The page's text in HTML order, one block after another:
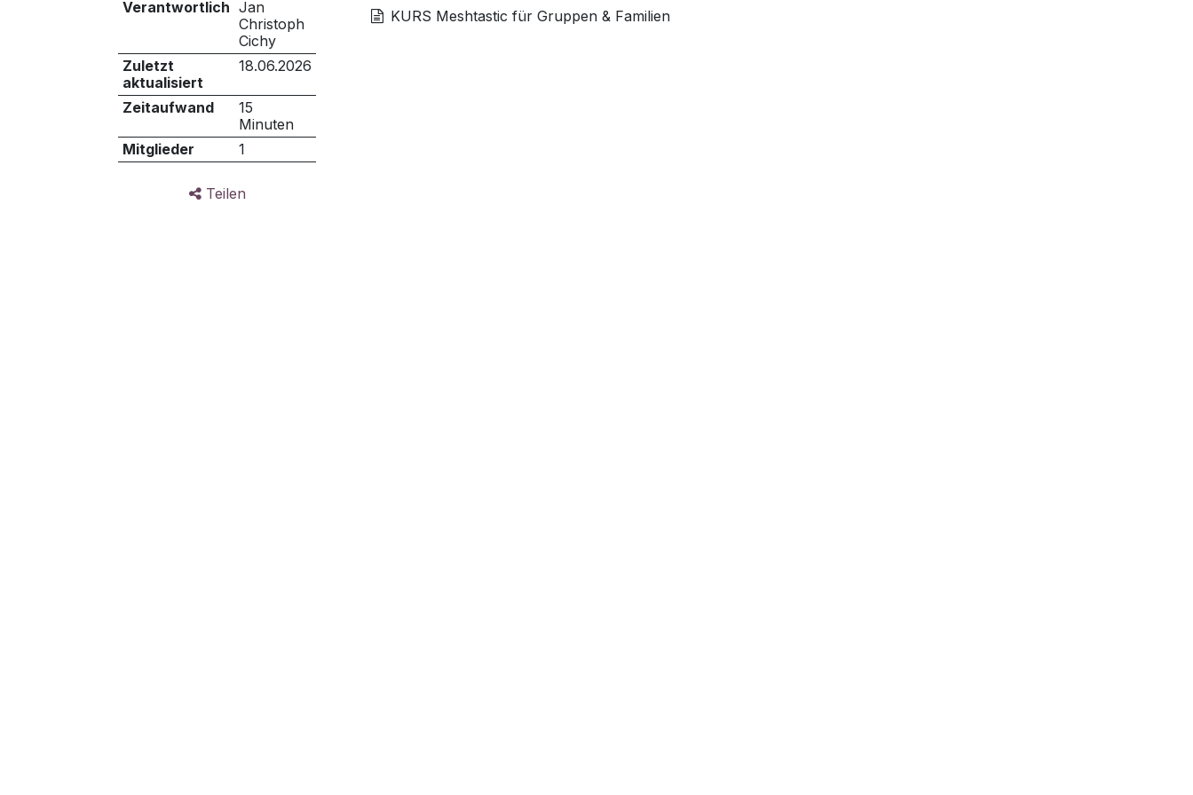
Verantwortlich Jan
Christoph
Cichy
Zuletzt
aktualisiert
18.06.2026
Zeitaufwand
15
Minuten
Mitglieder
1
Teilen
KURS Meshtastic für Gruppen & Familien